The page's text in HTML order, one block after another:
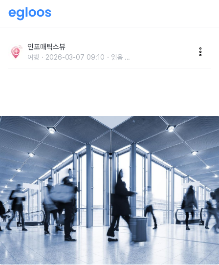
은 따로 있습니다
인포매틱스뷰
여행 2026-03-07 09:10 읽음 ...